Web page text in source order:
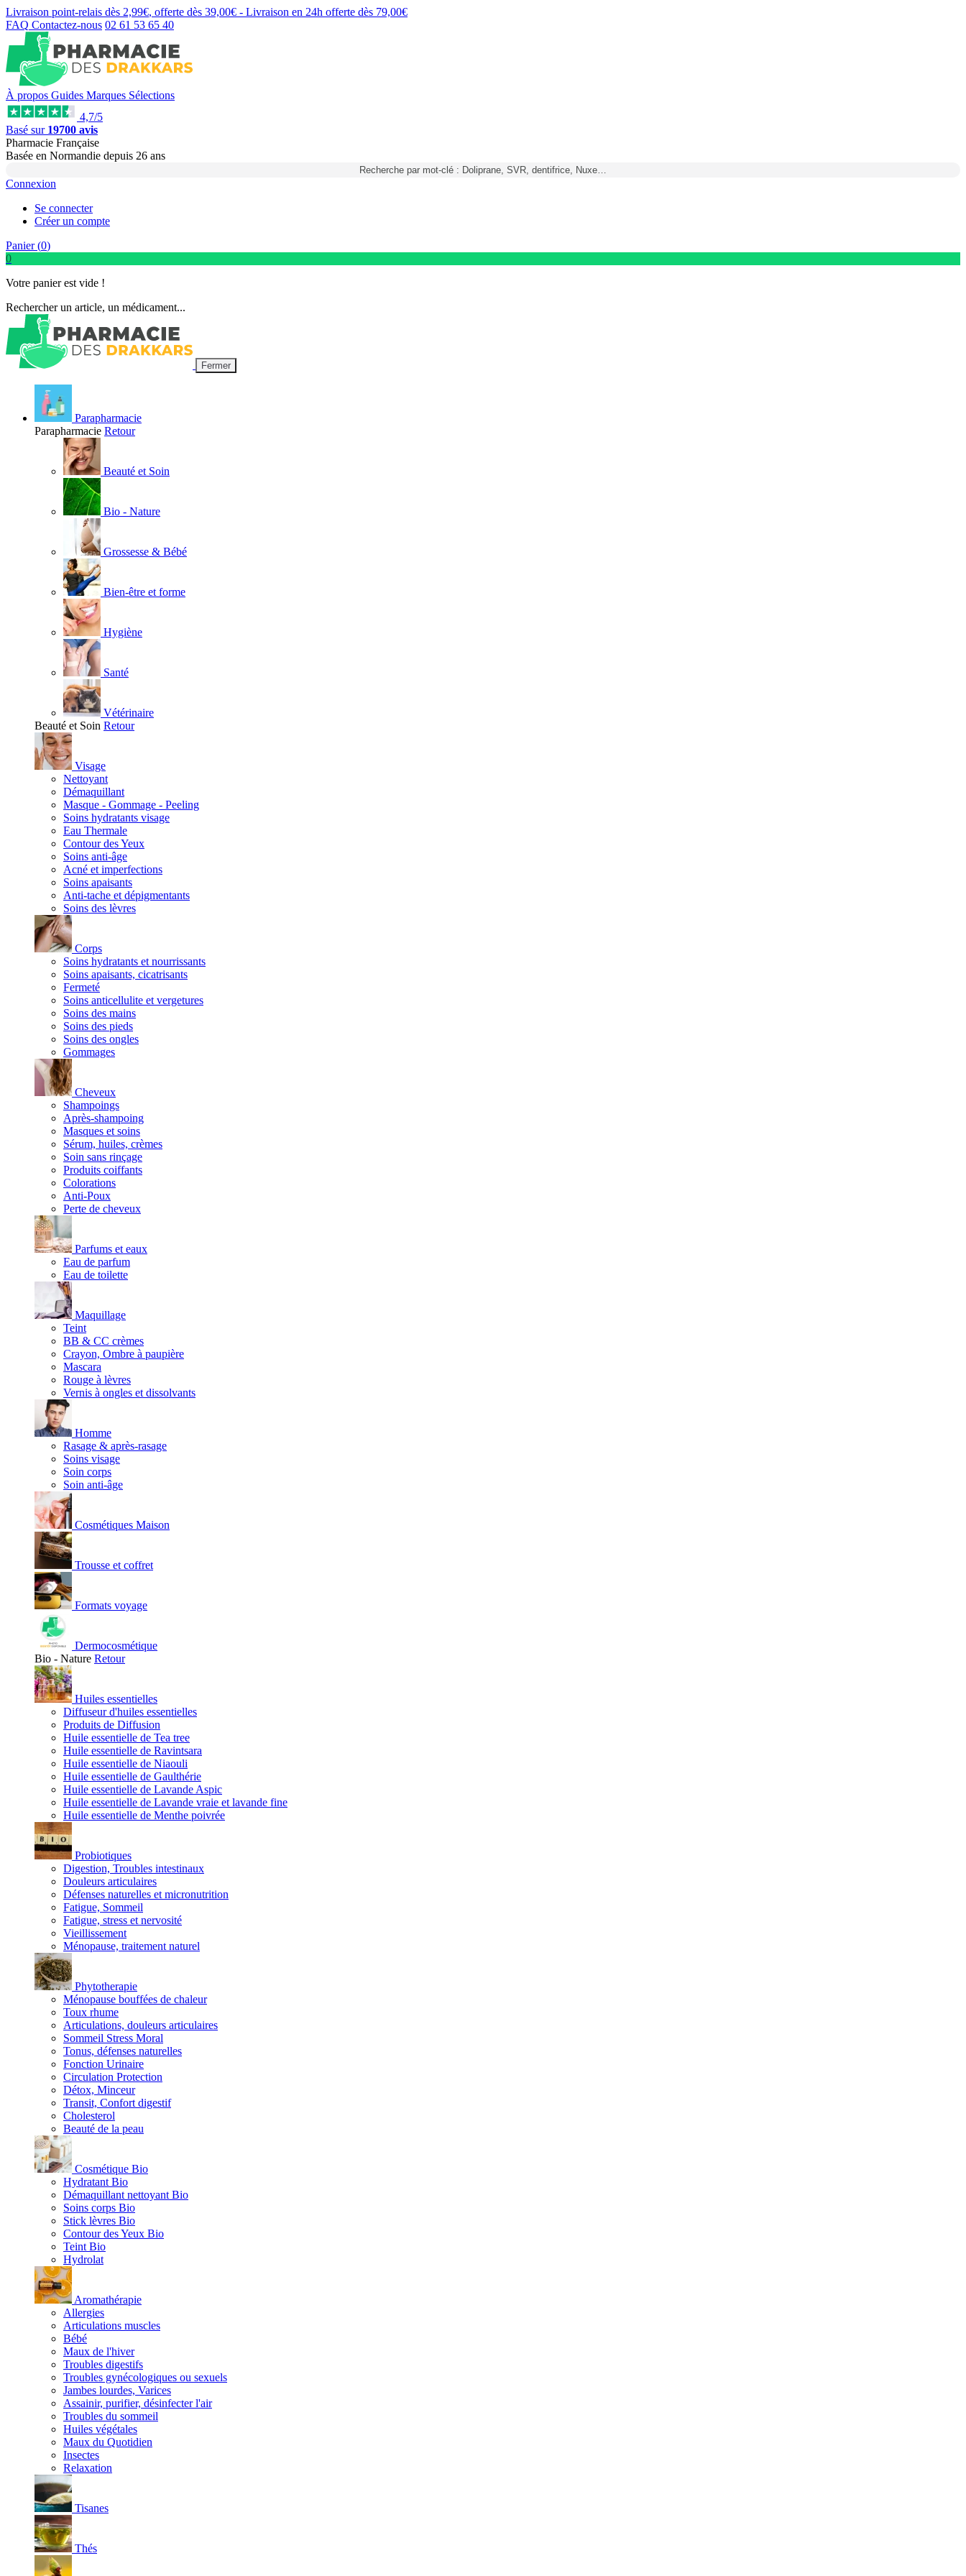
Livraison point-relais dès 2,99€, offerte dès 39,00€ - Livraison en 24h offerte dès 79,00€
FAQ Contactez-nous 02 61 53 65 40
À propos Guides Marques Sélections
4,7/5
Basé sur 19700 avis
Pharmacie Française
Basée en Normandie depuis 26 ans
Recherche par mot-clé : Doliprane, SVR, dentifrice, Nuxe…
Connexion
Se connecter
Créer un compte
Panier (0)
0
Votre panier est vide !
Rechercher un article, un médicament...
Fermer
Parapharmacie
Parapharmacie Retour
Beauté et Soin
Bio - Nature
Grossesse & Bébé
Bien-être et forme
Hygiène
Santé
Vétérinaire
Beauté et Soin Retour
Visage
Nettoyant
Démaquillant
Masque - Gommage - Peeling
Soins hydratants visage
Eau Thermale
Contour des Yeux
Soins anti-âge
Acné et imperfections
Soins apaisants
Anti-tache et dépigmentants
Soins des lèvres
Corps
Soins hydratants et nourrissants
Soins apaisants, cicatrisants
Fermeté
Soins anticellulite et vergetures
Soins des mains
Soins des pieds
Soins des ongles
Gommages
Cheveux
Shampoings
Après-shampoing
Masques et soins
Sérum, huiles, crèmes
Soin sans rinçage
Produits coiffants
Colorations
Anti-Poux
Perte de cheveux
Parfums et eaux
Eau de parfum
Eau de toilette
Maquillage
Teint
BB & CC crèmes
Crayon, Ombre à paupière
Mascara
Rouge à lèvres
Vernis à ongles et dissolvants
Homme
Rasage & après-rasage
Soins visage
Soin corps
Soin anti-âge
Cosmétiques Maison
Trousse et coffret
Formats voyage
Dermocosmétique
Bio - Nature Retour
Huiles essentielles
Diffuseur d'huiles essentielles
Produits de Diffusion
Huile essentielle de Tea tree
Huile essentielle de Ravintsara
Huile essentielle de Niaouli
Huile essentielle de Gaulthérie
Huile essentielle de Lavande Aspic
Huile essentielle de Lavande vraie et lavande fine
Huile essentielle de Menthe poivrée
Probiotiques
Digestion, Troubles intestinaux
Douleurs articulaires
Défenses naturelles et micronutrition
Fatigue, Sommeil
Fatigue, stress et nervosité
Vieillissement
Ménopause, traitement naturel
Phytotherapie
Ménopause bouffées de chaleur
Toux rhume
Articulations, douleurs articulaires
Sommeil Stress Moral
Tonus, défenses naturelles
Fonction Urinaire
Circulation Protection
Détox, Minceur
Transit, Confort digestif
Cholesterol
Beauté de la peau
Cosmétique Bio
Hydratant Bio
Démaquillant nettoyant Bio
Soins corps Bio
Stick lèvres Bio
Contour des Yeux Bio
Teint Bio
Hydrolat
Aromathérapie
Allergies
Articulations muscles
Bébé
Maux de l'hiver
Troubles digestifs
Troubles gynécologiques ou sexuels
Jambes lourdes, Varices
Assainir, purifier, désinfecter l'air
Troubles du sommeil
Huiles végétales
Maux du Quotidien
Insectes
Relaxation
Tisanes
Thés